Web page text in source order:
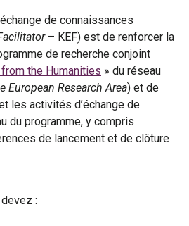
de connaissances
– KEF) est de renforcer la
de recherche conjoint
the Humanities » du réseau
European Research Area) et de
les activités d’échange de
du programme, y compris
de lancement et de clôture
: